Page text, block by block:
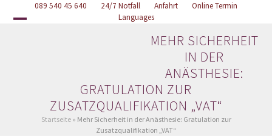
089 540 45 640 24/7 Notfall Anfahrt Online Termin
Languages
MEHR SICHERHEIT
IN DER
ANÄSTHESIE:
GRATULATION ZUR
ZUSATZQUALIFIKATION „VAT“
Startseite» Mehr Sicherheit in der Anästhesie: Gratulation zur
Zusatzqualifikation „VAT“